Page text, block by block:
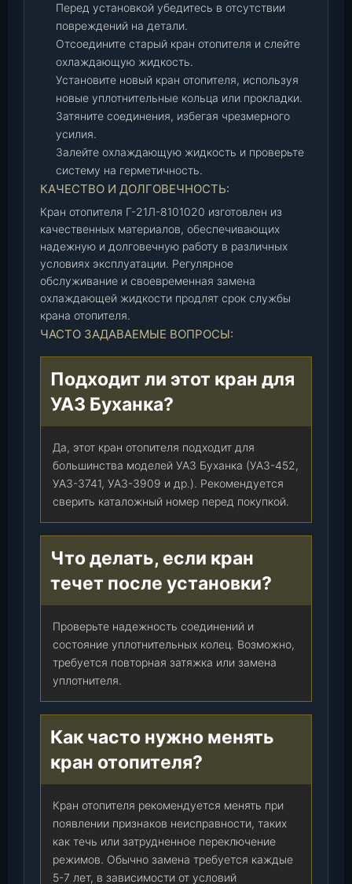
Перед установкой убедитесь в отсутствии
повреждений на детали.
Отсоедините старый кран отопителя и слейте
охлаждающую жидкость.
Установите новый кран отопителя, используя
новые уплотнительные кольца или прокладки.
Затяните соединения, избегая чрезмерного
усилия.
Залейте охлаждающую жидкость и проверьте
систему на герметичность.
КАЧЕСТВО И ДОЛГОВЕЧНОСТЬ:
Кран отопителя Г-21Л-8101020 изготовлен из
качественных материалов, обеспечивающих
надежную и долговечную работу в различных
условиях эксплуатации. Регулярное
обслуживание и своевременная замена
охлаждающей жидкости продлят срок службы
крана отопителя.
ЧАСТО ЗАДАВАЕМЫЕ ВОПРОСЫ:
Подходит ли этот кран для
УАЗ Буханка?
Да, этот кран отопителя подходит для
большинства моделей УАЗ Буханка (УАЗ-452,
УАЗ-3741, УАЗ-3909 и др.). Рекомендуется
сверить каталожный номер перед покупкой.
Что делать, если кран
течет после установки?
Проверьте надежность соединений и
состояние уплотнительных колец. Возможно,
требуется повторная затяжка или замена
уплотнителя.
Как часто нужно менять
кран отопителя?
Кран отопителя рекомендуется менять при
появлении признаков неисправности, таких
как течь или затрудненное переключение
режимов. Обычно замена требуется каждые
5-7 лет, в зависимости от условий